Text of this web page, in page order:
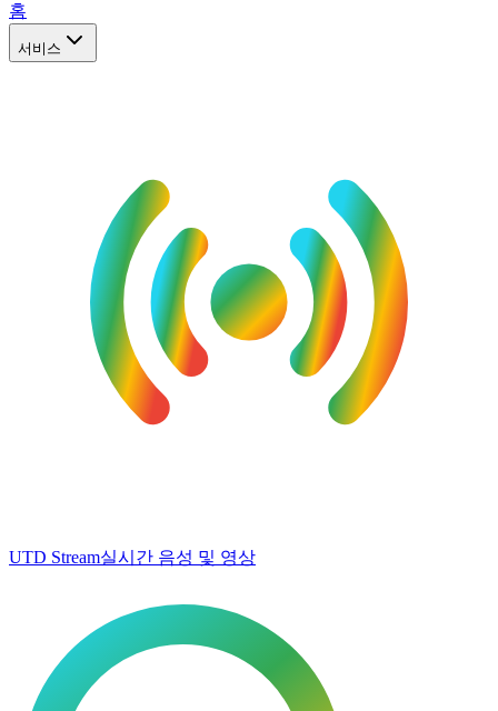
홈
서비스
UTD Stream실시간 음성 및 영상